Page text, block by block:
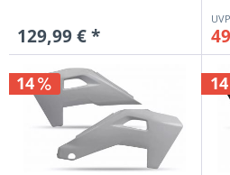
129,99 € *
14 14